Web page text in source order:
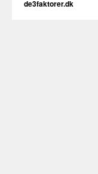
de3faktorer.dk